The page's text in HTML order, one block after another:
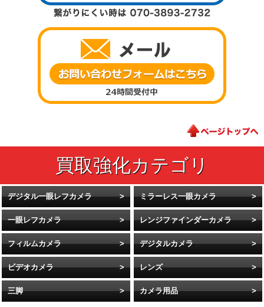
デジタル一眼レフカメラ ミラーレス一眼カメラ
一眼レフカメラ レンジファインダーカメラ
フィルムカメラ デジタルカメラ
ビデオカメラ レンズ
三脚 カメラ用品